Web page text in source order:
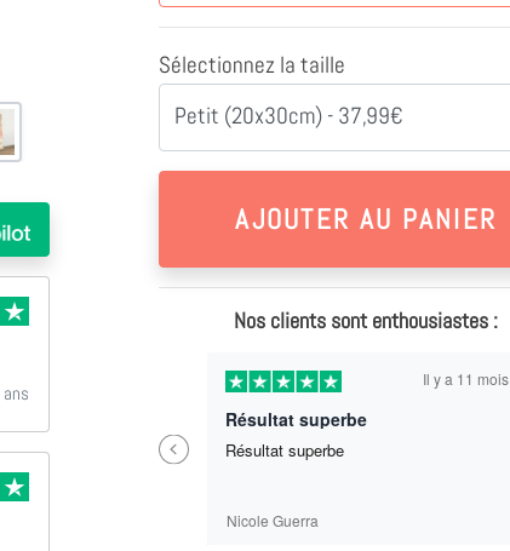
ans
Sélectionnez la taille
Petit (20x30cm) - 37,99€
Nos clients sont enthousiastes :
Previous
Il y a 11 mois
Résultat superbe
Résultat superbe
Nicole Guerra